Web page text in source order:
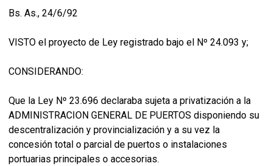
Bs. As., 24/6/92
VISTO el proyecto de Ley registrado bajo el Nº 24.093 y;
CONSIDERANDO:
Que la Ley Nº 23.696 declaraba sujeta a privatización a la
ADMINISTRACION GENERAL DE PUERTOS disponiendo su
descentralización y provincialización y a su vez la
concesión total o parcial de puertos o instalaciones
portuarias principales o accesorias.